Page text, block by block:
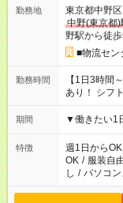
勤務地
東京都中野区
中野(東京都)
野駅から徒
■物流セ
勤務時間
【1日3時間
あり！ シフト例 ▼9:00～12:00 ▼9:00～17:00 ▼10:00～19:00
▼18:00～
期間 ▼働きたい1
特徴 週1日からOK
OK / 服装自
し / パソコ